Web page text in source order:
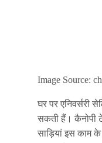
Image Source:
घर पर
सकती हैं। कैनोपी
साड़ियां इस काम